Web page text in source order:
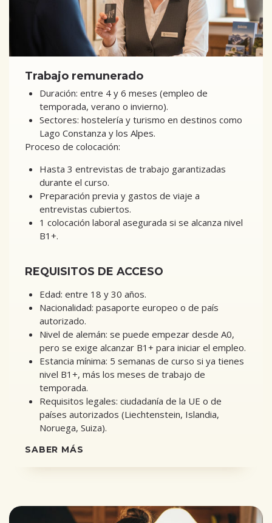
Trabajo remunerado
Duración: entre 4 y 6 meses (empleo de
temporada, verano o invierno).
Sectores: hostelería y turismo en destinos como
Lago Constanza y los Alpes.
Proceso de colocación:
Hasta 3 entrevistas de trabajo garantizadas
durante el curso.
Preparación previa y gastos de viaje a
entrevistas cubiertos.
1 colocación laboral asegurada si se alcanza nivel
B1+.
REQUISITOS DE ACCESO
Edad: entre 18 y 30 años.
Nacionalidad: pasaporte europeo o de país
autorizado.
Nivel de alemán: se puede empezar desde A0,
pero se exige alcanzar B1+ para iniciar el empleo.
Estancia mínima: 5 semanas de curso si ya tienes
nivel B1+, más los meses de trabajo de
temporada.
Requisitos legales: ciudadanía de la UE o de
países autorizados (Liechtenstein, Islandia,
Noruega, Suiza).
SABER MÁS